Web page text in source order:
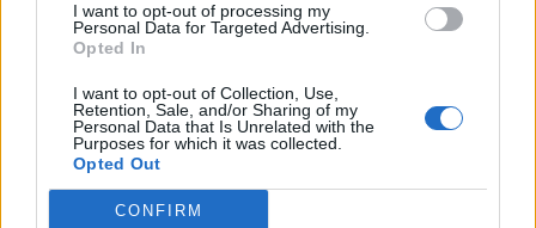
I want to opt-out of processing my
Personal Data for Targeted Advertising.
Opted In
I want to opt-out of Collection, Use,
Retention, Sale, and/or Sharing of my
Personal Data that Is Unrelated with the
Purposes for which it was collected.
Opted Out
CONFIRM
ТЕМПЕРАТУРАТА ВО СРЕДА ЌЕ
СУДСКАТА МАФИЈА РАБОТИ
ВАКА - Судијата Вулнет Винца
откако му го врати пасошот
на бизнисменот Марковски
Северна Кореја и Русија градат